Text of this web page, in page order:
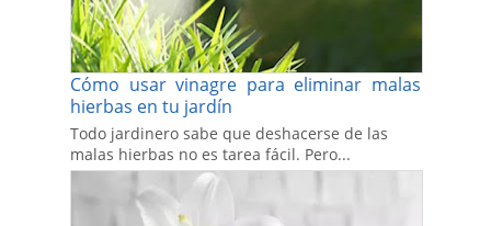
Cómo usar vinagre para eliminar malas
hierbas en tu jardín
Todo jardinero sabe que deshacerse de las
malas hierbas no es tarea fácil. Pero...